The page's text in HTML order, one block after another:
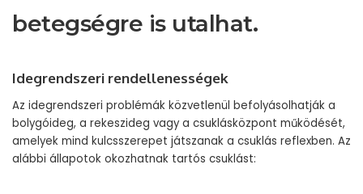
betegségre is utalhat.
Idegrendszeri rendellenességek
Az idegrendszeri problémák közvetlenül befolyásolhatják a
bolygóideg, a rekeszideg vagy a csuklásközpont működését,
amelyek mind kulcsszerepet játszanak a csuklás reflexben. Az
alábbi állapotok okozhatnak tartós csuklást: